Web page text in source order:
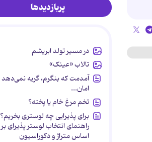
پربازدیدها
در مسیر تولد ابریشم
تالاب «عینک»
آمدمت که بنگرم، گریه نمی‌دهد
امان...
تخم مرغ خام یا پخته؟
برای پذیرایی چه لوستری بخریم؟
راهنمای انتخاب لوستر پذیرای بر
اساس متراژ و دکوراسیون